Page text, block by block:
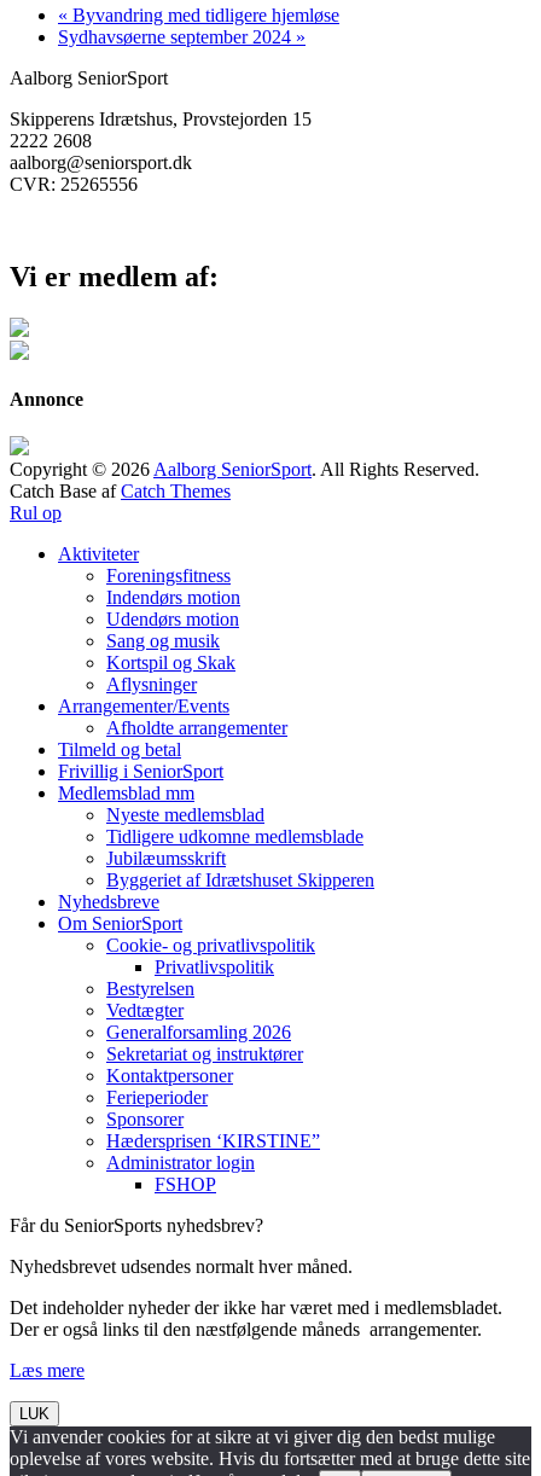
« Byvandring med tidligere hjemløse
Sydhavsøerne september 2024 »
Aalborg SeniorSport
Skipperens Idrætshus, Provstejorden 15
2222 2608
aalborg@seniorsport.dk
CVR: 25265556
Vi er medlem af:
Annonce
Copyright © 2026 Aalborg SeniorSport. All Rights Reserved.
Catch Base afCatch Themes
Rul op
Aktiviteter
Foreningsfitness
Indendørs motion
Udendørs motion
Sang og musik
Kortspil og Skak
Aflysninger
Arrangementer/Events
Afholdte arrangementer
Tilmeld og betal
Frivillig i SeniorSport
Medlemsblad mm
Nyeste medlemsblad
Tidligere udkomne medlemsblade
Jubilæumsskrift
Byggeriet af Idrætshuset Skipperen
Nyhedsbreve
Om SeniorSport
Cookie- og privatlivspolitik
Privatlivspolitik
Bestyrelsen
Vedtægter
Generalforsamling 2026
Sekretariat og instruktører
Kontaktpersoner
Ferieperioder
Sponsorer
Hædersprisen ‘KIRSTINE”
Administrator login
FSHOP
Får du SeniorSports nyhedsbrev?
Nyhedsbrevet udsendes normalt hver måned.
Det indeholder nyheder der ikke har været med i medlemsbladet.
Der er også links til den næstfølgende måneds arrangementer.
Læs mere
LUK
Vi anvender cookies for at sikre at vi giver dig den bedst mulige
oplevelse af vores website. Hvis du fortsætter med at bruge dette site